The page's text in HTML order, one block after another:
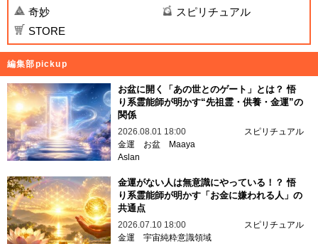
奇妙
スピリチュアル
STORE
編集部pickup
お盆に開く「あの世とのゲート」とは？ 悟
り系霊能師が明かす“先祖霊・供養・金運”の
関係
2026.08.01 18:00
スピリチュアル
金運
お盆
Maaya
Aslan
金運がない人は無意識にやっている！？ 悟
り系霊能師が明かす「お金に嫌われる人」の
共通点
2026.07.10 18:00
スピリチュアル
金運 宇宙純粋意識領域